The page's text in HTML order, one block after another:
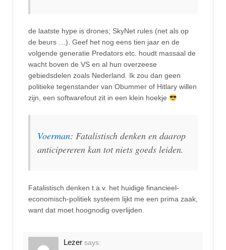
de laatste hype is drones; SkyNet rules (net als op
de beurs …). Geef het nog eens tien jaar en de
volgende generatie Predators etc. houdt massaal de
wacht boven de VS en al hun overzeese
gebiedsdelen zoals Nederland. Ik zou dan geen
politieke tegenstander van Obummer of Hitlary willen
zijn, een softwarefout zit in een klein hoekje
Voerman: Fatalistisch denken en daarop
anticipereren kan tot niets goeds leiden.
Fatalistisch denken t.a.v. het huidige financieel-
economisch-politiek systeem lijkt me een prima zaak,
want dat moet hoognodig overlijden.
Lezer says: